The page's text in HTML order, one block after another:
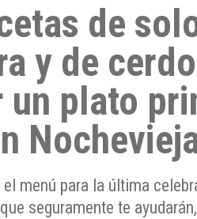
de
y de
un plato
el menú para la última
seguramente te